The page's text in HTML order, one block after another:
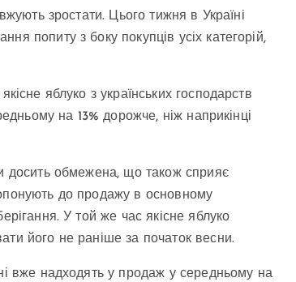
зростати. Цього тижня в Україні
попиту з боку покупців усіх категорій,
яблуко з українських господарств
на 13% дорожче, ніж наприкінці
досить обмежена, що також сприяє
до продажу в основному
У той же час якісне яблуко
його не раніше за початок весни.
вже надходять у продаж у середньому на